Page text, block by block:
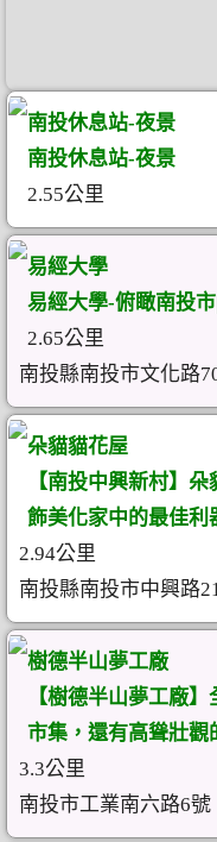
南投休息站-夜景
南投休息站-夜景
2.55公里
易經大學
易經大學-俯瞰南投
2.65公里
南投縣南投市文化路
朵貓貓花屋
【南投中興新村】
飾美化家中的最佳利
2.94公里
南投縣南投市中興路
樹德半山夢工廠
【樹德半山夢工廠
市集，還有高聳壯觀
3.3公里
南投市工業南六路6號